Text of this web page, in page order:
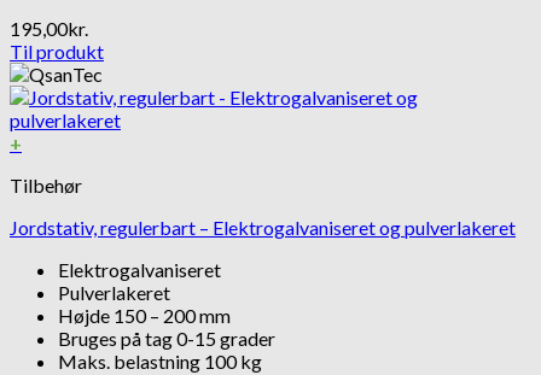
195,00kr.
Til produkt
+
Tilbehør
Jordstativ, regulerbart – Elektrogalvaniseret og pulverlakeret
Elektrogalvaniseret
Pulverlakeret
Højde 150 – 200 mm
Bruges på tag 0-15 grader
Maks. belastning 100 kg